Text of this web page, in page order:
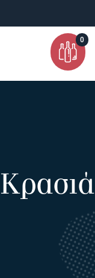
0
Κρασιά